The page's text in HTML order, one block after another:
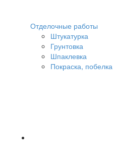
Отделочные работы
Штукатурка
Грунтовка
Шпаклевка
Покраска, побелка